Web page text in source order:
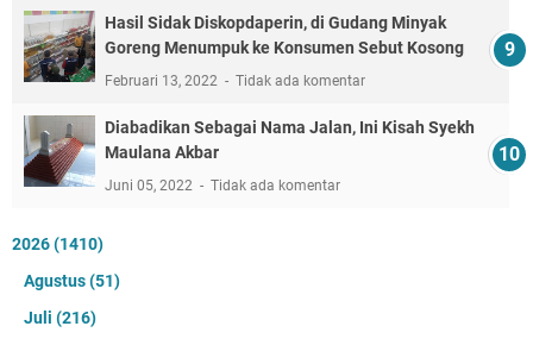
Hasil Sidak Diskopdaperin, di Gudang Minyak
Goreng Menumpuk ke Konsumen Sebut Kosong
Februari 13, 2022 Tidak ada komentar
Diabadikan Sebagai Nama Jalan, Ini Kisah Syekh
Maulana Akbar
Juni 05, 2022 Tidak ada komentar
2026(1410)
Agustus(51)
Juli (216)